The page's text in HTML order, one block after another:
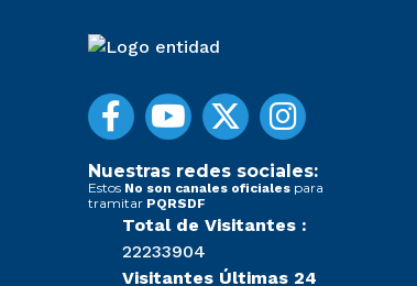
Nuestras redes sociales:
Estos No son canales oficiales para
tramitar PQRSDF
Total de Visitantes :
22233904
Visitantes Últimas 24